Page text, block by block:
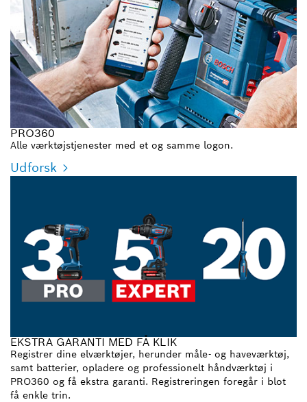
PRO360
Alle værktøjstjenester med et og samme logon.
Udforsk
EKSTRA GARANTI MED FÅ KLIK
Registrer dine elværktøjer, herunder måle- og haveværktøj,
samt batterier, opladere og professionelt håndværktøj i
PRO360 og få ekstra garanti. Registreringen foregår i blot
få enkle trin.